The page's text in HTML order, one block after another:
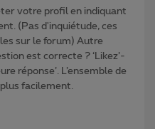
votre profil en indiquant
(Pas d'inquiétude, ces
sur le forum) Autre
est correcte ? ‘Likez’-
réponse’. L’ensemble de
facilement.